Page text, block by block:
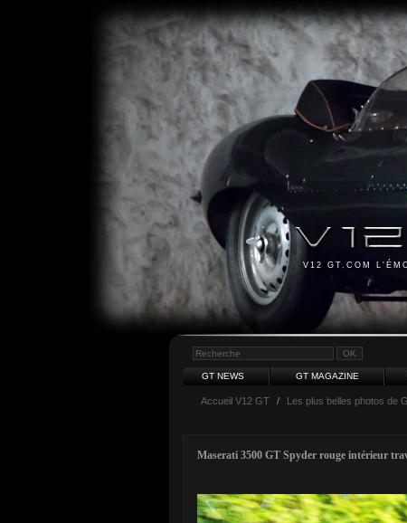
V12 GT.COM
GT NEWS GT MAGAZINE
Accueil V12 GT / Les plus belles photos de
Maserati 3500 GT Spyder rouge intérieur